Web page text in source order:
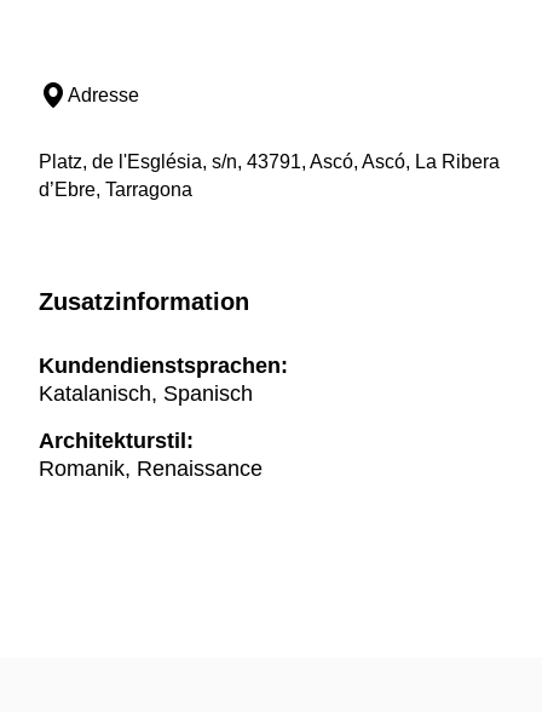
Adresse
Platz, de l'Església, s/n, 43791, Ascó, Ascó, La Ribera
d’Ebre, Tarragona
Zusatzinformation
Kundendienstsprachen:
Katalanisch, Spanisch
Architekturstil:
Romanik, Renaissance